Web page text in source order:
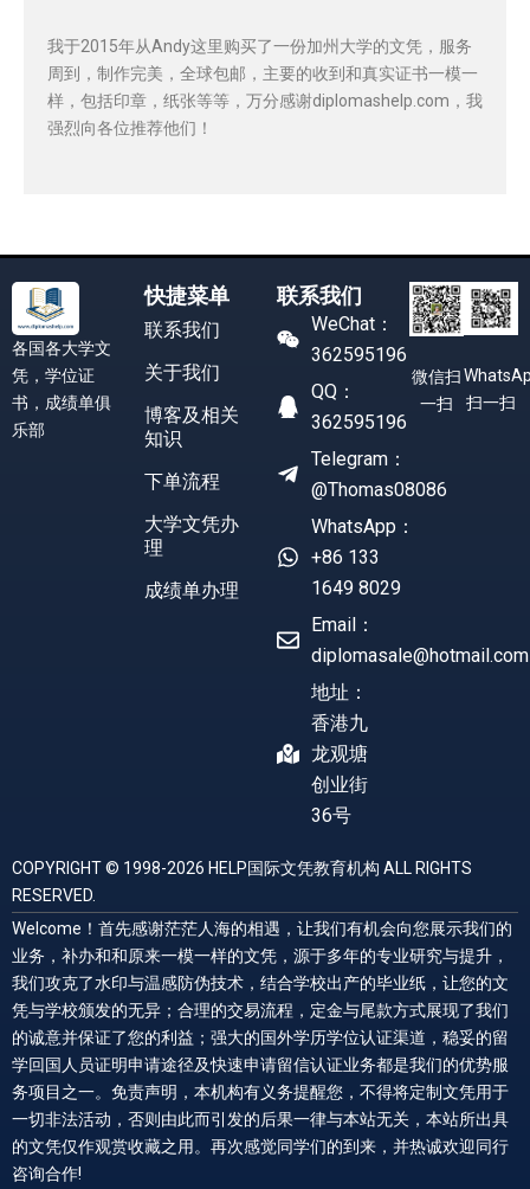
我于2015年从Andy这里购买了一份加州大学的文凭，服务
周到，制作完美，全球包邮，主要的收到和真实证书一模一
样，包括印章，纸张等等，万分感谢diplomashelp.com，我
强烈向各位推荐他们！
各国各大学文
凭，学位证
书，成绩单俱
乐部
快捷菜单
联系我们
关于我们
博客及相关
知识
下单流程
大学文凭办
理
成绩单办理
联系我们
WeChat：
362595196
QQ：
362595196
Telegram：
@Thomas08086
WhatsApp：
+86 133
1649 8029
Email：
diplomasale@hotmail.com
地址：
香港九
龙观塘
创业街
36号
微信扫
一扫
扫一扫
COPYRIGHT © 1998-2026 HELP国际文凭教育机构 ALL RIGHTS
RESERVED.
Welcome！首先感谢茫茫人海的相遇，让我们有机会向您展示我们的
业务，补办和和原来一模一样的文凭，源于多年的专业研究与提升，
我们攻克了水印与温感防伪技术，结合学校出产的毕业纸，让您的文
凭与学校颁发的无异；合理的交易流程，定金与尾款方式展现了我们
的诚意并保证了您的利益；强大的国外学历学位认证渠道，稳妥的留
学回国人员证明申请途径及快速申请留信认证业务都是我们的优势服
务项目之一。免责声明，本机构有义务提醒您，不得将定制文凭用于
一切非法活动，否则由此而引发的后果一律与本站无关，本站所出具
的文凭仅作观赏收藏之用。再次感觉同学们的到来，并热诚欢迎同行
咨询合作!